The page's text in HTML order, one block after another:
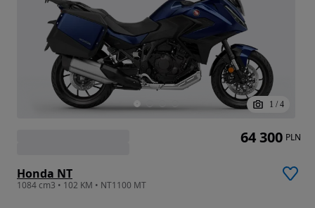
1 / 4
Honda NT
1084 cm3 • 102 KM • NT1100 MT
64 300 PLN